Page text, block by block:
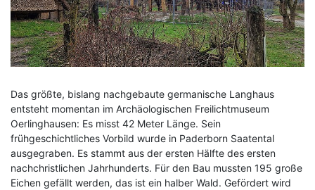
Das größte, bislang nachgebaute germanische Langhaus
entsteht momentan im Archäologischen Freilichtmuseum
Oerlinghausen: Es misst 42 Meter Länge. Sein
frühgeschichtliches Vorbild wurde in Paderborn Saatental
ausgegraben. Es stammt aus der ersten Hälfte des ersten
nachchristlichen Jahrhunderts. Für den Bau mussten 195 große
Eichen gefällt werden, das ist ein halber Wald. Gefördert wird